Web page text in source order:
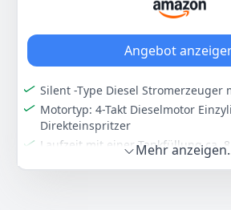
Anzeigen
Stromgenerator Rollen
Angebot
Silent -Type Diesel Stromerzeuger
Motortyp: 4-Takt Dieselmotor
Direkteinspritzer
Laufzeit mit einer Tankfüllung ca.
Mehr